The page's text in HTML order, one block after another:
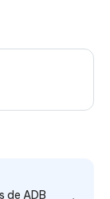
de ADB